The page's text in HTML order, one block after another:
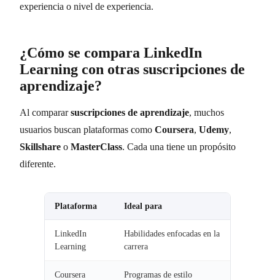
experiencia o nivel de experiencia.
¿Cómo se compara LinkedIn
Learning con otras suscripciones de
aprendizaje?
Al compararsuscripciones de aprendizaje, muchos
usuarios buscan plataformas como Coursera, Udemy,
Skillshare o MasterClass. Cada una tiene un propósito
diferente.
Plataforma Ideal para
LinkedIn
Learning
Habilidades enfocadas en la
carrera
Coursera
Programas de estilo